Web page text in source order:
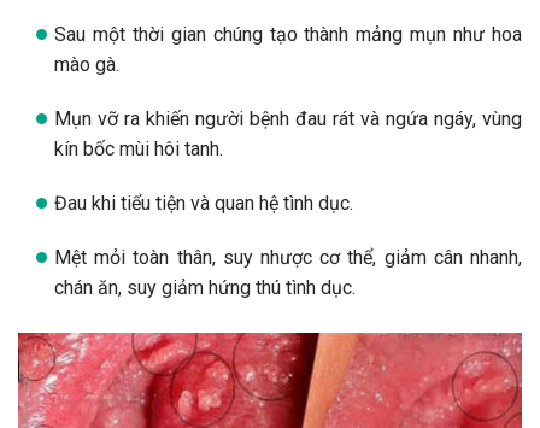
Sau một thời gian chúng tạo thành mảng mụn như hoa
mào gà.
Mụn vỡ ra khiến người bệnh đau rát và ngứa ngáy, vùng
kín bốc mùi hôi tanh.
Đau khi tiểu tiện và quan hệ tình dục.
Mệt mỏi toàn thân, suy nhược cơ thể, giảm cân nhanh,
chán ăn, suy giảm hứng thú tình dục.